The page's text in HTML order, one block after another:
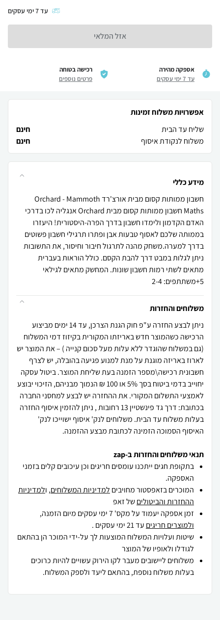
עד7ימי עסקים
אזל המלאי
אספקה מהירה
עד 7 ימי עסקים
רכישה בטוחה
פרטים נוספים
אפשרויות משלוח זמינות
שליח עד הבית
חינם
משלוח לנקודת איסוף
חינם
מידע כללי
חשבון ממותות קסום מבית אורצ'רד Orchard - Mammoth
Maths חשבון ממותות קסום מבית Orchard אנגליה לכו בדרכי
האדם הקדמון ולימדו חשבון בדרך הפרה-היסטורית! היעזרו
בממותה שלכם לאסוף טבעות אבן ופתרו תרגילי חשבון פשוטים
בדרך למערה.משחק מהנה לתרגול חיבור וחיסור, את התשובות
ניתן לגלות במבט דרך להבת הקסם. כולל הוראות בעברית
מתאים לשתי רמות חשבון שונות. המחשק מתאים לגילאי
5+משתתפים: 2-4
משלוחים והחזרות
ניתן לבצע החזרה ע"פ חוק הגנת הצרכן, עד 14 ימים מביצוע
הרכישה כשהמוצר חדש באריזתו המקורית בקיזוז דמי המשלוח
(גם במשלוח שהוגדר ללא עלות מעל סכום קנייה ) – את המוצר יש
לארוז באריזה מוגנת על מנת למנוע פגיעה בהובלה, יש לצרף
חשבונית רכישה\מספר הזמנה בעת שליחת המוצר. ביטול עסקה
יחוייב בדמי ביטוח בסך 5% או 100 ₪ הנמוך מבניהם, הזיכוי יבוצע
לאמצעי התשלום המקורי. את ההחזרה יש לבצע למחסני החברה
בכתובת: דרך גד פינשטיין 13 רחובות , ניתן להזמין איסוף החזרה
בעלות משלוח עד הבית. משלוחים לנק' איסוף ישוייכו לנק'
האיסוף הסמוכה הזמינה לכתובת מבצע ההזמנה.
תנאי משלוחים והחזרות ב-zap
בתקופת חגים ייתכנו עומסים חריגים וכן עיכובים קלים בזמני
האספקה.
המוכרים בזאפסטור מחויבים למדיניות המשלוחים, ולמדיניות
ההחזרות והביטוליםשל זאפ
זמן אספקה יעמוד על מקס' 7 ימי עסקים מיום הזמנה,
ולמוצרים חריגים עד 21 ימי עסקים .
שיטות ועלויות המשלוח המוצעות לך על-ידי המוכר הן בהתאם
לגודלו ולאופיו של המוצר
משלוחים ליישובים מעבר לקו הירוק עשויים להיות כרוכים
בעלות משלוח נוספת, בהתאם ליעד ולספק המשלוח.